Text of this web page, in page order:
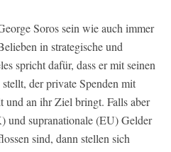
Soros sein wie auch immer
in strategische und
spricht dafür, dass er mit seinen
der private Spenden mit
und an ihr Ziel bringt. Falls aber
und supranationale (EU) Gelder
sind, dann stellen sich